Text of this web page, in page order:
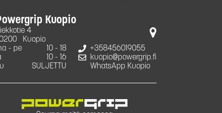
Kuopio
4
Kuopio
- pe
10 - 18
10 - 16
SULJETTU
+358456019055
kuopio@powergrip.fi
WhatsApp Kuopio